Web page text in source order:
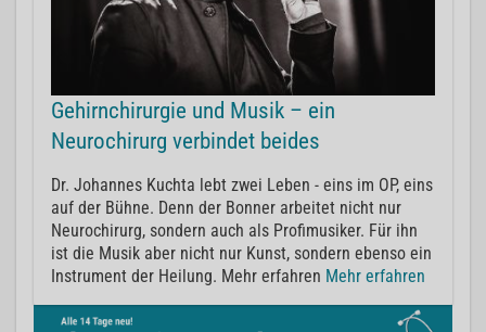
Gehirnchirurgie und Musik – ein
Neurochirurg verbindet beides
Dr. Johannes Kuchta lebt zwei Leben - eins im OP, eins
auf der Bühne. Denn der Bonner arbeitet nicht nur
Neurochirurg, sondern auch als Profimusiker. Für ihn
ist die Musik aber nicht nur Kunst, sondern ebenso ein
Instrument der Heilung. Mehr erfahren Mehr erfahren